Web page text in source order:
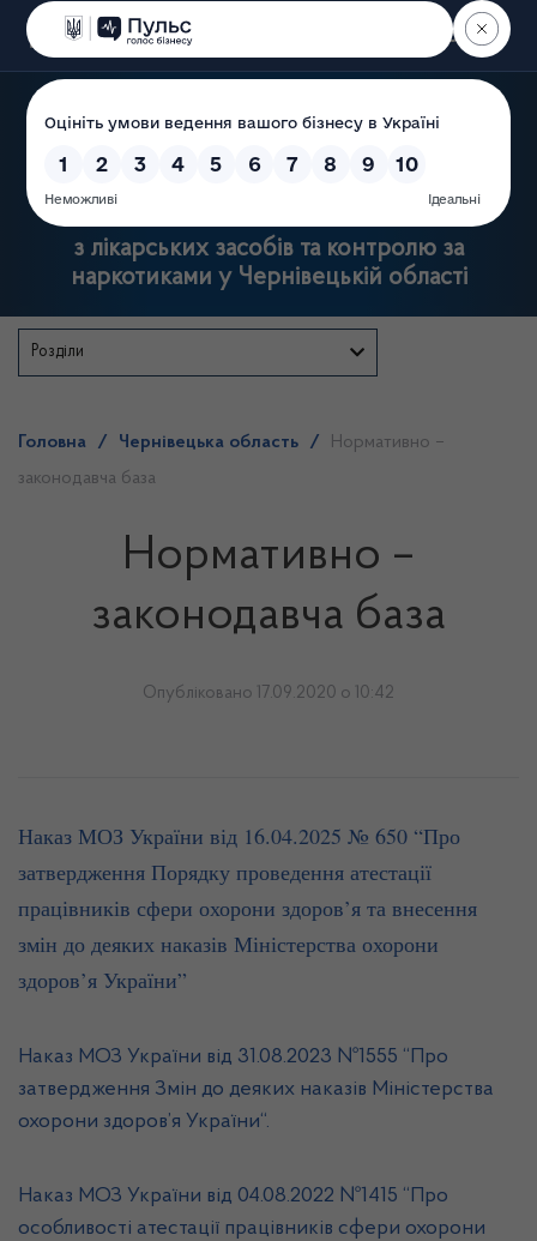
Пошук
з лікарських засобів та контролю за
наркотиками у Чернівецькій області
Розділи
Головна / Чернівецька область /
Нормативно –
законодавча база
Нормативно –
законодавча база
Опубліковано 17.09.2020 о 10:42
Наказ МОЗ України від 16.04.2025 № 650 “Про
затвердження Порядку проведення атестації
працівників сфери охорони здоров’я та внесення
змін до деяких наказів Міністерства охорони
здоров’я України”
Наказ МОЗ України від 31.08.2023 №1555 “Про
затвердження Змін до деяких наказів Міністерства
охорони здоров’я України“.
Наказ МОЗ України від 04.08.2022 №1415 “Про
особливості атестації працівників сфери охорони